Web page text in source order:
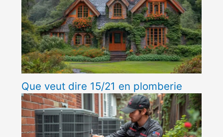
Que veut dire 15/21 en plomberie